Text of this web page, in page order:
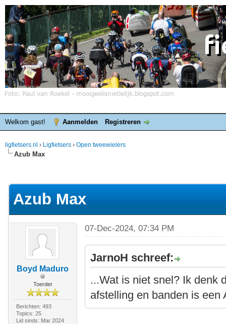
Welkom gast! Aanmelden Registreren
ligfietsers.nl › Ligfietsers › Open tweewielers
Azub Max
Azub Max
Boyd Maduro
Toerder
Berichten: 493
Topics: 25
Lid sinds: Mar 2024
07-Dec-2024, 07:34 PM
JarnoH schreef:
...Wat is niet snel? Ik denk
afstelling en banden is